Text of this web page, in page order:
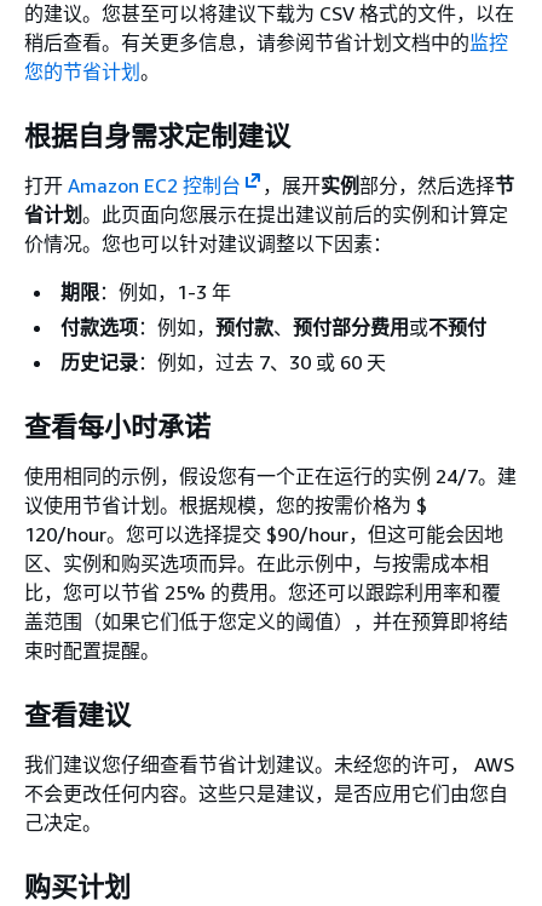
的建议。您甚至可以将建议下载为 CSV 格式的文件，以在
稍后查看。有关更多信息，请参阅节省计划文档中的监控
您的节省计划 。
根据自身需求定制建议
打开 Amazon EC2 控制台 ，展开实例部分，然后选择节
省计划。此页面向您展示在提出建议前后的实例和计算定
价情况。您也可以针对建议调整以下因素：
期限：例如，1-3 年
付款选项：例如， 预付款、 预付部分费用 或不预付
历史记录：例如，过去 7、30 或 60 天
查看每小时承诺
使用相同的示例，假设您有一个正在运行的实例 24/7。建
议使用节省计划。根据规模，您的按需价格为 $
120/hour。您可以选择提交 $90/hour，但这可能会因地
区、实例和购买选项而异。在此示例中，与按需成本相
比，您可以节省 25% 的费用。您还可以跟踪利用率和覆
盖范围（如果它们低于您定义的阈值），并在预算即将结
束时配置提醒。
查看建议
我们建议您仔细查看节省计划建议。未经您的许可， AWS
不会更改任何内容。这些只是建议，是否应用它们由您自
己决定。
购买计划